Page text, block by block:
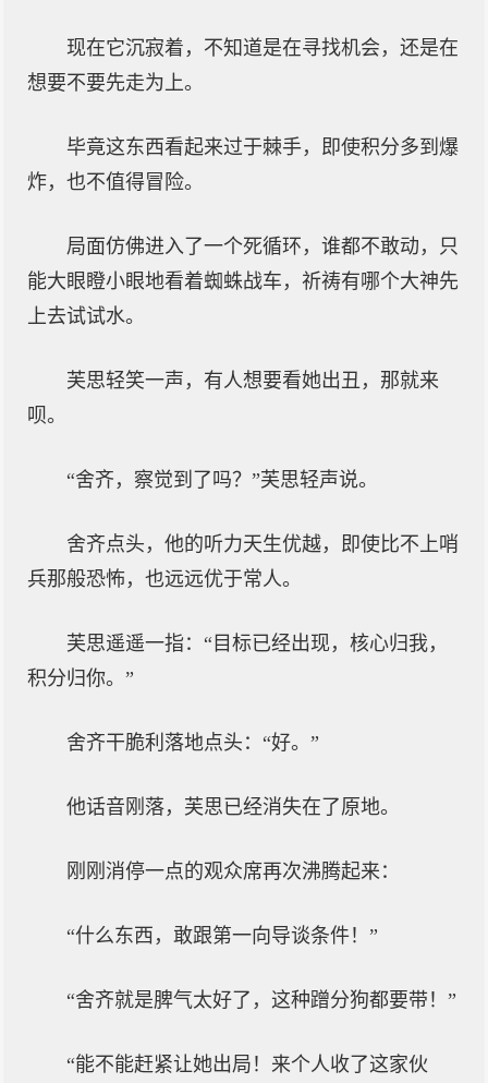
现在它沉寂着，不知道是在寻找机会，还是在
想要不要先走为上。
毕竟这东西看起来过于棘手，即使积分多到爆
炸，也不值得冒险。
局面仿佛进入了一个死循环，谁都不敢动，只
能大眼瞪小眼地看着蜘蛛战车，祈祷有哪个大神先
上去试试水。
芙思轻笑一声，有人想要看她出丑，那就来
呗。
“舍齐，察觉到了吗？”芙思轻声说。
舍齐点头，他的听力天生优越，即使比不上哨
兵那般恐怖，也远远优于常人。
芙思遥遥一指：“目标已经出现，核心归我，
积分归你。”
舍齐干脆利落地点头：“好。”
他话音刚落，芙思已经消失在了原地。
刚刚消停一点的观众席再次沸腾起来：
“什么东西，敢跟第一向导谈条件！”
“舍齐就是脾气太好了，这种蹭分狗都要带！”
“能不能赶紧让她出局！来个人收了这家伙